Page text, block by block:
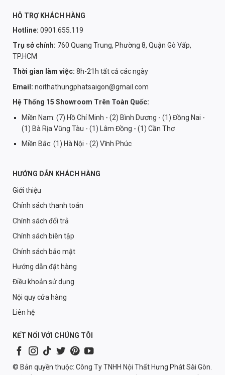
HỖ TRỢ KHÁCH HÀNG
Hotline: 0901.655.119
Trụ sở chính: 760 Quang Trung, Phường 8, Quận Gò Vấp,
TP.HCM
Thời gian làm việc: 8h-21h tất cả các ngày
Email: noithathungphatsaigon@gmail.com
Hệ Thống 15 Showroom Trên Toàn Quốc:
Miền Nam: (7) Hồ Chí Minh - (2) Bình Dương - (1) Đồng Nai -
(1) Bà Rịa Vũng Tàu - (1) Lâm Đồng - (1) Cần Thơ
Miền Bắc: (1) Hà Nội - (2) Vĩnh Phúc
HƯỚNG DẪN KHÁCH HÀNG
Giới thiệu
Chính sách thanh toán
Chính sách đổi trả
Chính sách biên tập
Chính sách bảo mật
Hướng dẫn đặt hàng
Điều khoản sử dụng
Nội quy cửa hàng
Liên hệ
KẾT NỐI VỚI CHÚNG TÔI
© Bản quyền thuộc: Công Ty TNHH Nội Thất Hưng Phát Sài Gòn.